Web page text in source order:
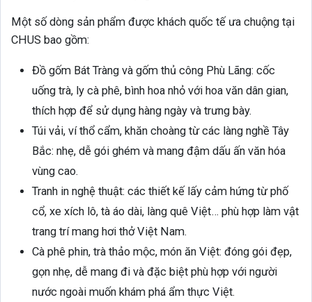
Một số dòng sản phẩm được khách quốc tế ưa chuộng tại
CHUS bao gồm:
Đồ gốm Bát Tràng và gốm thủ công Phù Lãng: cốc
uống trà, ly cà phê, bình hoa nhỏ với hoa văn dân gian,
thích hợp để sử dụng hàng ngày và trưng bày.
Túi vải, ví thổ cẩm, khăn choàng từ các làng nghề Tây
Bắc: nhẹ, dễ gói ghém và mang đậm dấu ấn văn hóa
vùng cao.
Tranh in nghệ thuật: các thiết kế lấy cảm hứng từ phố
cổ, xe xích lô, tà áo dài, làng quê Việt… phù hợp làm vật
trang trí mang hơi thở Việt Nam.
Cà phê phin, trà thảo mộc, món ăn Việt: đóng gói đẹp,
gọn nhẹ, dễ mang đi và đặc biệt phù hợp với người
nước ngoài muốn khám phá ẩm thực Việt.